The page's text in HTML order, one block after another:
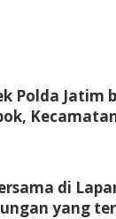
Polda
di
yang